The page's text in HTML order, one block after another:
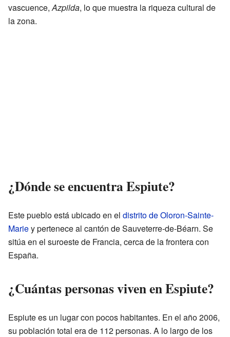
vascuence,Azpilda, lo que muestra la riqueza cultural de
la zona.
¿Dónde se encuentra Espiute?
Este pueblo está ubicado en el distrito de Oloron-Sainte-
Mariey pertenece al cantón de Sauveterre-de-Béarn. Se
sitúa en el suroeste de Francia, cerca de la frontera con
España.
¿Cuántas personas viven en Espiute?
Espiute es un lugar con pocos habitantes. En el año 2006,
su población total era de 112 personas. A lo largo de los